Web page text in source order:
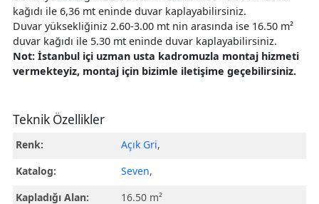
kağıdı ile 6,36 mt eninde duvar kaplayabilirsiniz.
Duvar yüksekliğiniz 2.60-3.00 mt nin arasında ise 16.50 m²
duvar kağıdı ile 5.30 mt eninde duvar kaplayabilirsiniz.
Not: İstanbul içi uzman usta kadromuzla montaj hizmeti
vermekteyiz, montaj için bizimle iletişime geçebilirsiniz.
Teknik Özellikler
Renk: Açık Gri,
Katalog:
Seven,
Kapladığı Alan:
16.50 m²